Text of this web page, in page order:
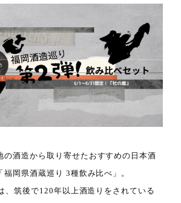
の酒造から取り寄せたおすすめの日本酒
岡県酒蔵巡り 3種飲み比べ」。
、筑後で120年以上酒造りをされている